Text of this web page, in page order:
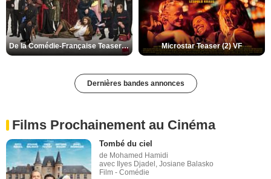
De la Comédie-Française Teaser (3) VF Microstar Teaser (2) VF
Dernières bandes annonces
Films Prochainement au Cinéma
Tombé du ciel
de Mohamed Hamidi
avec Ilyes Djadel, Josiane Balasko
Film - Comédie